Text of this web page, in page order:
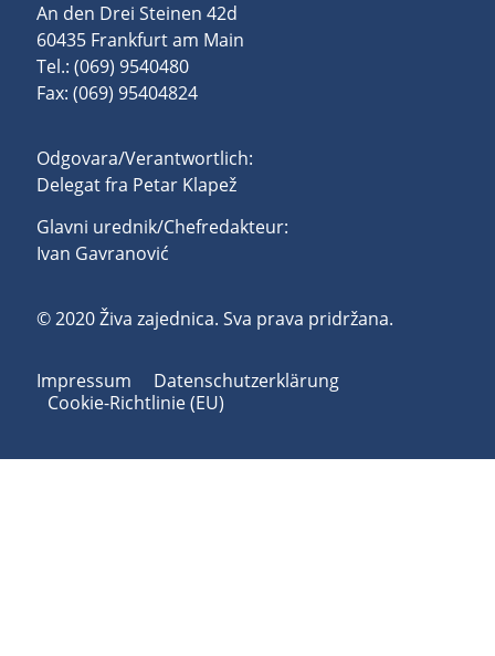
An den Drei Steinen 42d
60435 Frankfurt am Main
Tel.: (069) 9540480
Fax: (069) 95404824
Odgovara/Verantwortlich:
Delegat fra Petar Klapež
Glavni urednik/Chefredakteur:
Ivan Gavranović
© 2020 Živa zajednica. Sva prava pridržana.
Impressum
Datenschutzerklärung
Cookie-Richtlinie (EU)